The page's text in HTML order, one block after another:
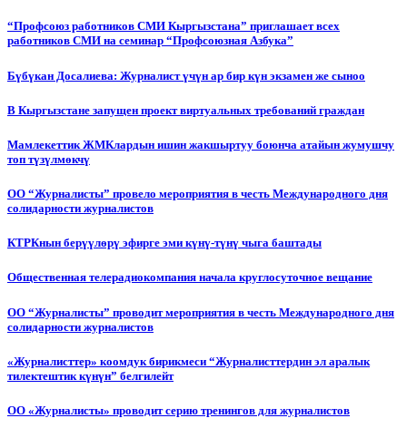
“Профсоюз работников СМИ Кыргызстана” приглашает всех
работников СМИ на семинар “Профсоюзная Азбука”
Бүбүкан Досалиева: Журналист үчүн ар бир күн экзамен же сыноо
В Кыргызстане запущен проект виртуальных требований граждан
Мамлекеттик ЖМКлардын ишин жакшыртуу боюнча атайын жумушчу
топ түзүлмөкчү
ОО “Журналисты” провело мероприятия в честь Международного дня
солидарности журналистов
КТРКнын берүүлөрү эфирге эми күнү-түнү чыга баштады
Общественная телерадиокомпания начала круглосуточное вещание
ОО “Журналисты” проводит мероприятия в честь Международного дня
солидарности журналистов
«Журналисттер» коомдук бирикмеси “Журналисттердин эл аралык
тилектештик күнүн” белгилейт
ОО «Журналисты» проводит серию тренингов для журналистов